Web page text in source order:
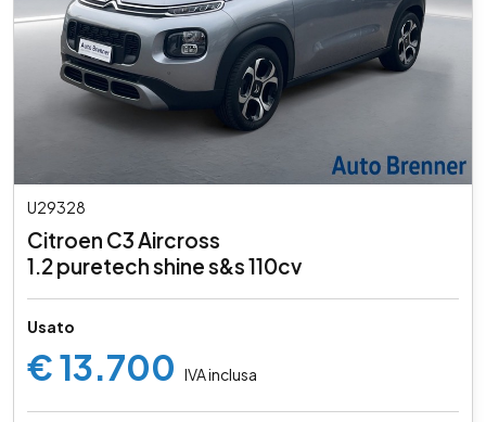
U29328
Citroen C3 Aircross
1.2 puretech shine s&s 110cv
Usato
€ 13.700 IVA inclusa